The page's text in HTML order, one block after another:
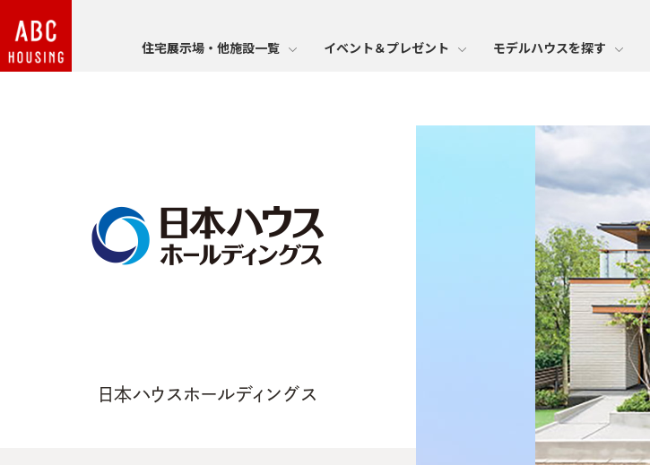
住宅展示場・他施設一覧 イベント＆プレゼント モデルハウスを探す
日本ハウスホールディングス